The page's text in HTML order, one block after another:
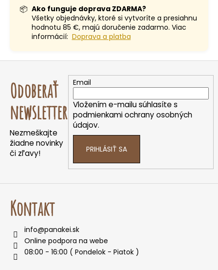
📦 Ako funguje doprava ZDARMA?
Všetky objednávky, ktoré si vytvoríte a presiahnu
hodnotu 85 €, majú doručenie zadarmo. Viac
informácií: Doprava a platba
Odoberať
newsletter
Nezmeškajte
žiadne novinky
či zľavy!
Email
Vložením e-mailu súhlasíte s
podmienkami ochrany osobných
údajov.
PRIHLÁSIŤ SA
Kontakt
info@panakei.sk
Online podpora na webe
08:00 - 16:00 ( Pondelok - Piatok )